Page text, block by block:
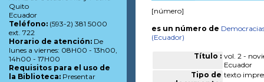
[número]
es un número de
(Ecuador)
Título : vol. 2 -
Ecuador
Tipo de texto
Quito
Ecuador
Teléfono: (593-2) 381 5000
ext. 722
Horario de atención: De
lunes a viernes: 08H00 - 13h00,
14h00 - 17H00
Requisitos para el uso de
la Biblioteca: Presentar